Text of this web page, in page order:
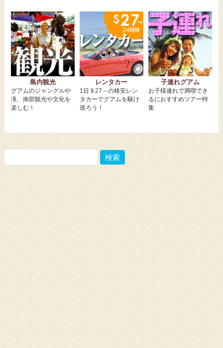
島内観光
グアムのジャングルや
滝、南部観光や文化を
楽しむ！
レンタカー
1日＄27～の格安レン
タカーでグアムを駆け
巡ろう！
子連れグアム
お子様連れで満喫でき
るにおすすめツアー特
集